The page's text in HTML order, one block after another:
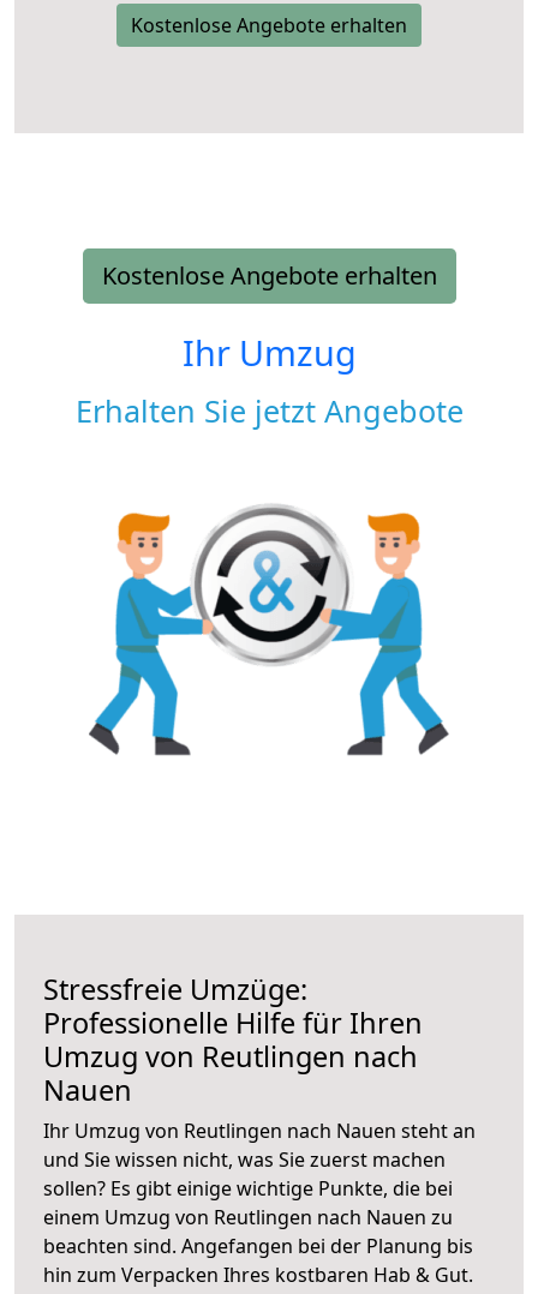
Kostenlose Angebote erhalten
Kostenlose Angebote erhalten
Ihr Umzug
Erhalten Sie jetzt Angebote
Stressfreie Umzüge:
Professionelle Hilfe für Ihren
Umzug von Reutlingen nach
Nauen
Ihr Umzug von Reutlingen nach Nauen steht an
und Sie wissen nicht, was Sie zuerst machen
sollen? Es gibt einige wichtige Punkte, die bei
einem Umzug von Reutlingen nach Nauen zu
beachten sind. Angefangen bei der Planung bis
hin zum Verpacken Ihres kostbaren Hab & Gut.